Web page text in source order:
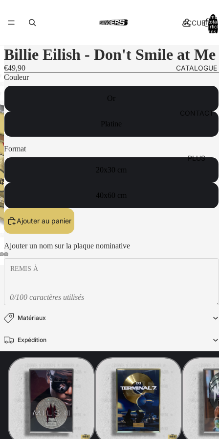
ACCUEIL
CATALOGUE
CONTACT
PLUS
total
dans
Billie Eilish - Don't Smile at Me
€49,90
Couleur
Or
Platine
Format
20x30 cm
40x60 cm
Ajouter au panier
Ajouter un nom sur la plaque nominative
0/100 caractères utilisés
Matériaux
Expédition
Politique de confidentialité
Politique de remboursement
Mentions légales